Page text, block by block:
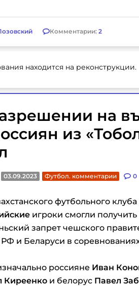
Комментарии: 2
находится на реконструкции.
на
из
03.09.2023 Футбол. комментарии 0
футбольного
игроки смогли
запрет чешского
и Беларуси в
россияне Иван
Киреенко и белорус Павел